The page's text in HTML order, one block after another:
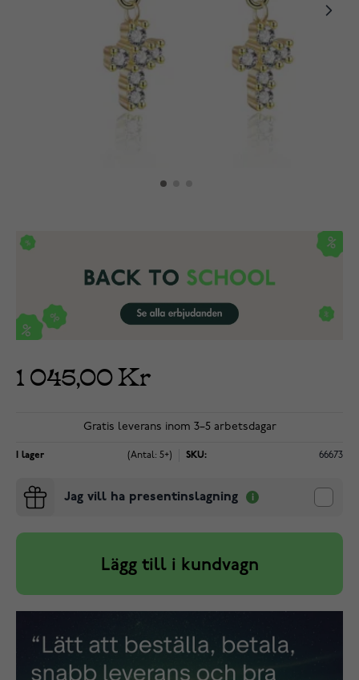
1 045,00 Kr
Gratis leverans inom 3–5 arbetsdagar
I lager (Antal: 5+) SKU: 66673
Jag vill ha presentinslagning
Lägg till i kundvagn